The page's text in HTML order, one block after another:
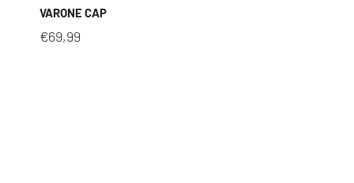
VARONE CAP
€69,99